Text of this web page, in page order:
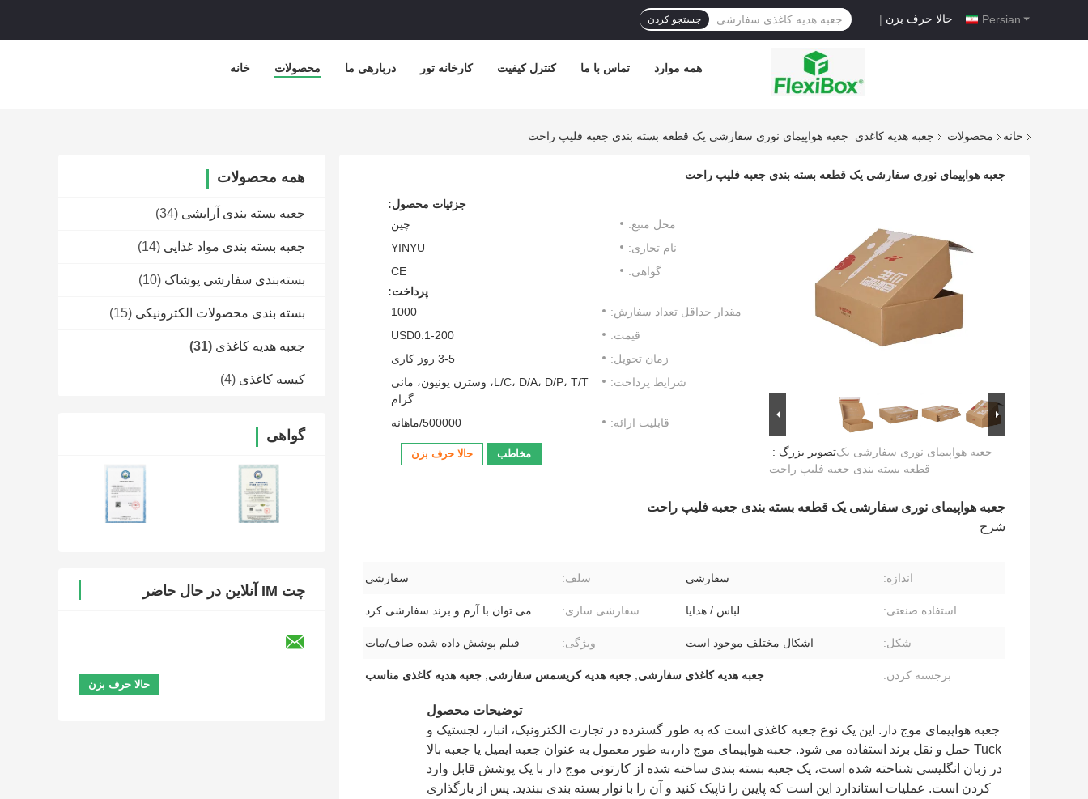
Persian حالا حرف بزن | جستجو کردن
خانه محصولات دربارهی ما کارخانه تور کنترل کیفیت تماس با ما همه موارد
خانه محصولات جعبه هدیه کاغذی جعبه هواپیمای نوری سفارشی یک قطعه بسته بندی جعبه فلیپ راحت
همه محصولات
جعبه بسته بندی آرایشی (34)
جعبه بسته بندی مواد غذایی (14)
بسته‌بندی سفارشی پوشاک (10)
بسته بندی محصولات الکترونیکی (15)
جعبه هدیه کاغذی (31)
کیسه کاغذی (4)
گواهی
چت IM آنلاین در حال حاضر
جعبه هواپیمای نوری سفارشی یک قطعه بسته بندی جعبه فلیپ راحت
تصویر بزرگ :جعبه هواپیمای نوری سفارشی یک
قطعه بسته بندی جعبه فلیپ راحت
جزئیات محصول:
محل منبع:
چین
نام تجاری:
YINYU
گواهی:
CE
پرداخت:
مقدار حداقل تعداد سفارش:
1000
قیمت:
USD0.1-200
زمان تحویل:
3-5 روز کاری
شرایط پرداخت:
L/C، D/A، D/P، T/T، وسترن یونیون، مانی
گرام
قابلیت ارائه:
500000/ماهانه
مخاطب حالا حرف بزن
جعبه هواپیمای نوری سفارشی یک قطعه بسته بندی جعبه فلیپ راحت
شرح
اندازه: سفارشی سلف: سفارشی
استفاده صنعتی: لباس / هدایا سفارشی سازی: می توان با آرم و برند سفارشی کرد
شکل: اشکال مختلف موجود است ویژگی: فیلم پوشش داده شده صاف/مات
برجسته کردن: جعبه هدیه کاغذی سفارشی, جعبه هدیه کریسمس سفارشی, جعبه هدیه کاغذی مناسب
توضیحات محصول
جعبه هواپیمای موج دار. این یک نوع جعبه کاغذی است که به طور گسترده در تجارت الکترونیک، انبار، لجستیک و
حمل و نقل برند استفاده می شود. جعبه هواپیمای موج دار،به طور معمول به عنوان جعبه ایمیل یا جعبه بالا Tuck
در زبان انگلیسی شناخته شده است، یک جعبه بسته بندی ساخته شده از کارتونی موج دار با یک پوشش قابل وارد
کردن است. عملیات استاندارد این است که پایین را تاپیک کنید و آن را با نوار بسته بندی ببندید. پس از بارگذاری